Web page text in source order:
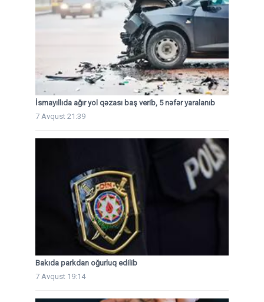
İsmayıllıda ağır yol qəzası baş verib, 5 nəfər yaralanıb
7 Avqust 21:39
Bakıda parkdan oğurluq edilib
7 Avqust 19:14